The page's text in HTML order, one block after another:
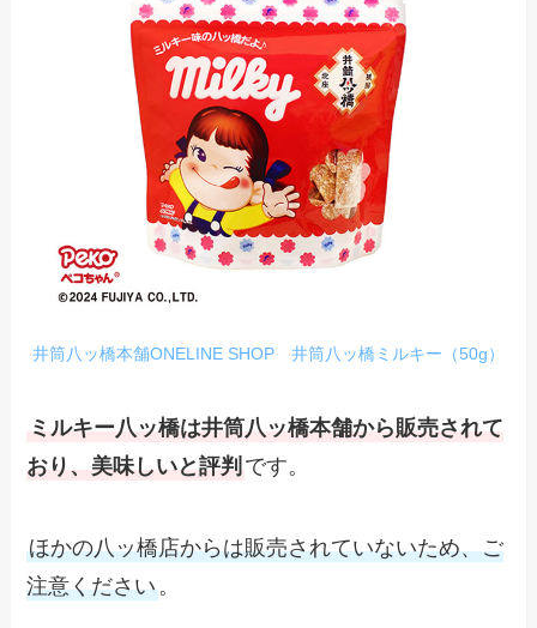
井筒八ッ橋本舗ONELINE SHOP 井筒八ッ橋ミルキー（50g）
ミルキー八ッ橋は井筒八ッ橋本舗から販売されて
おり、美味しいと評判 です。
ほかの八ッ橋店からは販売されていないため、ご
注意ください。